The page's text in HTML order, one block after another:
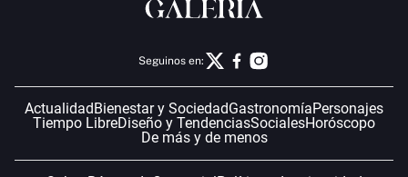
Seguinos en:
ActualidadBienestar y SociedadGastronomíaPersonajes
Tiempo LibreDiseño y TendenciasSocialesHoróscopo
De más y de menos